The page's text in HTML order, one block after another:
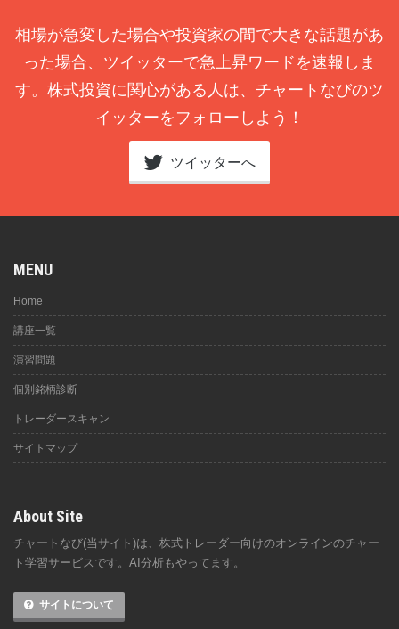
相場が急変した場合や投資家の間で大きな話題があ
った場合、ツイッターで急上昇ワードを速報しま
す。株式投資に関心がある人は、チャートなびのツ
イッターをフォローしよう！
ツイッターへ
MENU
Home
講座一覧
演習問題
個別銘柄診断
トレーダースキャン
サイトマップ
About Site
チャートなび(当サイト)は、株式トレーダー向けのオンラインのチャー
ト学習サービスです。AI分析もやってます。
サイトについて